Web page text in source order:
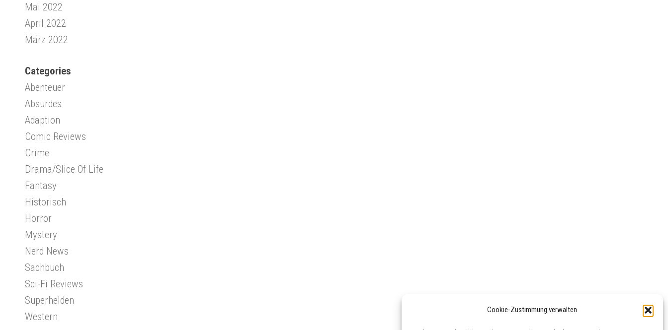
Cookie-Zustimmung verwalten
Mai 2022
April 2022
März 2022
Categories
Abenteuer
Absurdes
Adaption
Comic Reviews
Crime
Drama/Slice Of Life
Fantasy
Historisch
Horror
Mystery
Nerd News
Sachbuch
Sci-Fi Reviews
Superhelden
Western